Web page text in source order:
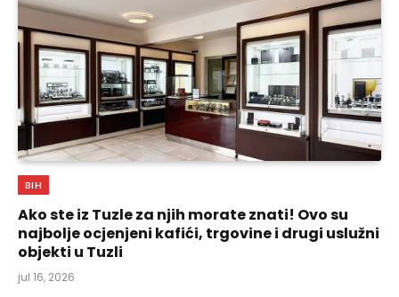
BIH
Ako ste iz Tuzle za njih morate znati! Ovo su
najbolje ocjenjeni kafići, trgovine i drugi uslužni
objekti u Tuzli
jul 16, 2026